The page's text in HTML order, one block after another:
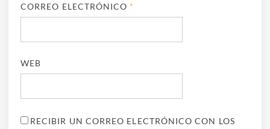
CORREO ELECTRÓNICO *
WEB
RECIBIR UN CORREO ELECTRÓNICO CON LOS